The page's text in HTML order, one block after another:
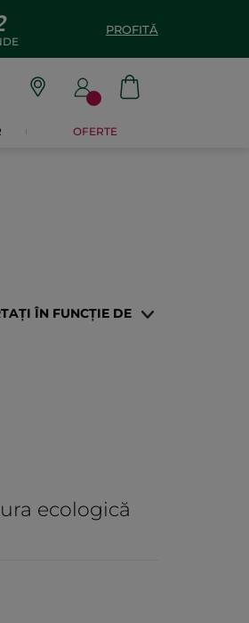
PROFITĂ
OFERTE
ÎN FUNCȚIE DE
ecologică